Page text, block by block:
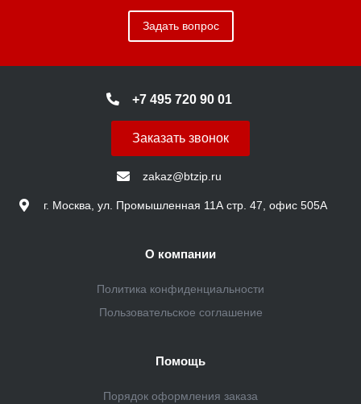
Задать вопрос
+7 495 720 90 01
Заказать звонок
zakaz@btzip.ru
г. Москва, ул. Промышленная 11А стр. 47, офис 505А
О компании
Политика конфиденциальности
Пользовательское соглашение
Помощь
Порядок оформления заказа